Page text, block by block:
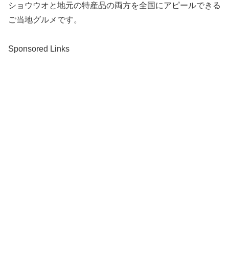
ショウウオと地元の特産品の両方を全国にアピールできる
ご当地グルメです。
Sponsored Links